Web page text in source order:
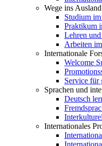
Wege ins Ausland
Studium
Praktikum
Lehren
Arbeiten
Internationale
Welcome
Service für
Sprachen und
Deutsch
Internationales